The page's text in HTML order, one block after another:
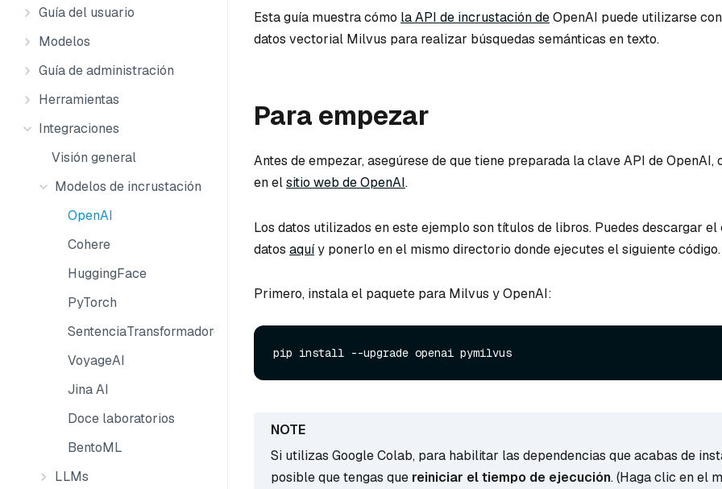
Guía del usuario
Modelos
Guía de administración
Herramientas
Integraciones
Visión general
Modelos de incrustación
OpenAI
Cohere
HuggingFace
PyTorch
SentenciaTransformadores
VoyageAI
Jina AI
Doce laboratorios
BentoML
LLMs
Esta guía muestra cómo la API de incrustación deOpenAI puede utilizarse
datos vectorial Milvus para realizar búsquedas semánticas en texto.
Para empezar
Antes de empezar, asegúrese de que tiene preparada la clave API de OpenAI,
en elsitio web de OpenAI.
Los datos utilizados en este ejemplo son títulos de libros. Puedes descargar el
datos aquíy ponerlo en el mismo directorio donde ejecutes el siguiente código.
Primero, instala el paquete para Milvus y OpenAI:
Si utilizas Google Colab, para habilitar las dependencias que acabas de
posible que tengas que reiniciar el tiempo de ejecución. (Haga clic en el